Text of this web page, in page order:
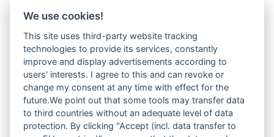
Sabine Mertens: „Ich freue mich natürlich, dass es für
ist. Alarmierend ist aber, dass ein Arbeitgeber laut
Richter durchaus seine Mitarbeiter anweisen können
soll, zu „Gendern“. Im heute verhandelten Fall
bewahrte also lediglich eine Formalie die Mitarbeiterin
vor dem Schlimmsten. Das ist kein Sieg in der
Gendersache an sich.“ Mertens weiter: „Ich warte
immer noch darauf, dass aus dem gesamten deutschen
Sprachraum homerisches Gelächter aufwallt gegenüber
all jenen, die — egal in welcher Funktion — ihren
We use cookies!
This site uses third-party website tracking
technologies to provide its services, constantly
improve and display advertisements according to
users' interests. I agree to this and can revoke or
change my consent at any time with effect for the
future.We point out that some tools may transfer data
to third countries without an adequate level of data
protection. By clicking "Accept (incl. data transfer to